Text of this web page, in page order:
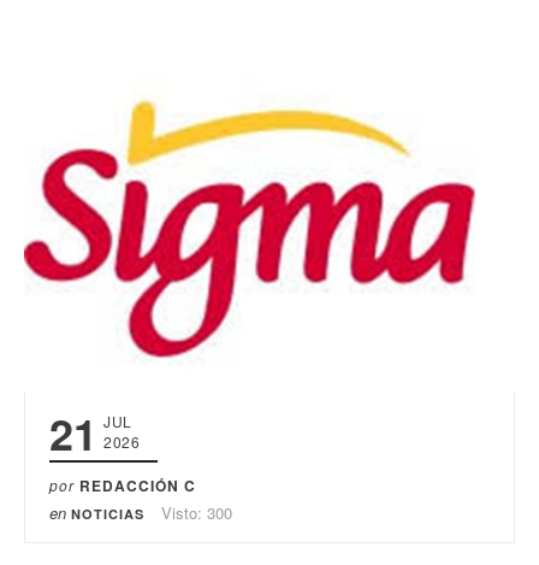
21
JUL
2026
por REDACCIÓN C
en NOTICIAS Visto: 300